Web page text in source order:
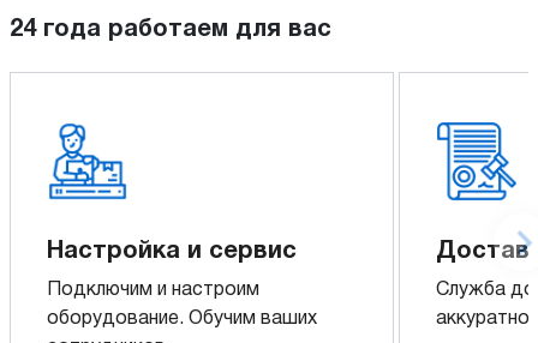
24 года работаем для вас
Настройка и сервис
Подключим и настроим
оборудование. Обучим ваших
Служба
аккуратно